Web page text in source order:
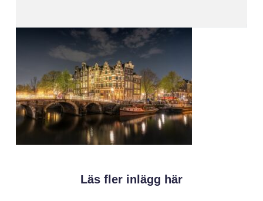
Läs fler inlägg här